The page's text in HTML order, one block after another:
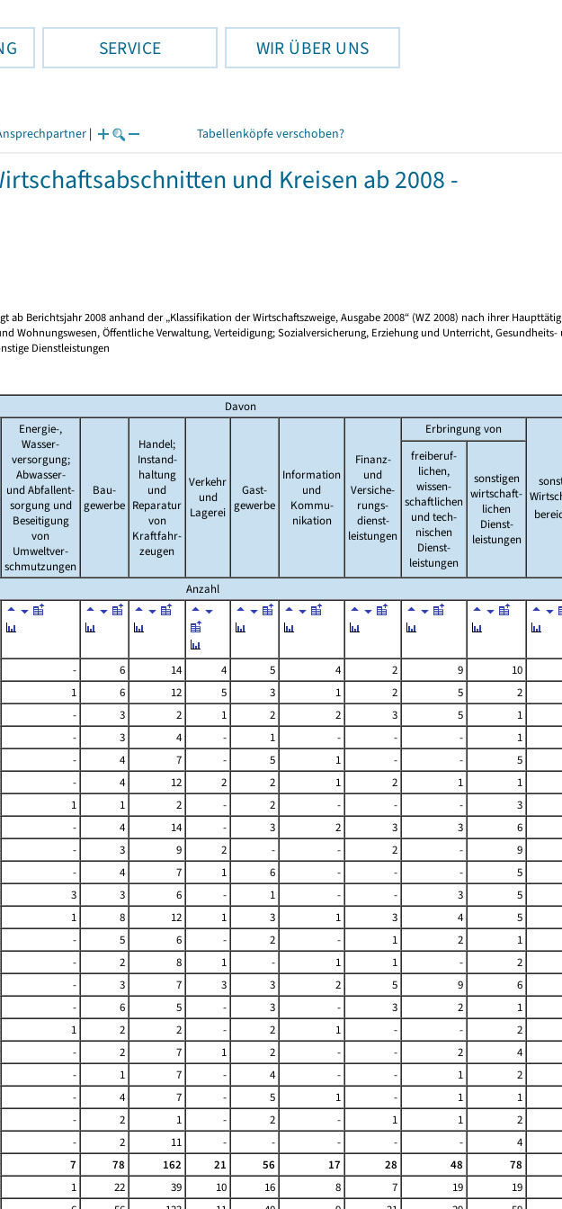
SERVICE WIR ÜBER UNS
| Tabellenköpfe verschoben?
und Kreisen ab 2008 -
Berichtsjahr 2008 anhand der „Klassifikation der Wirtschaftszweige, Ausgabe 2008“ (WZ 2008) nach ihrer
Wohnungswesen, Öffentliche Verwaltung, Verteidigung; Sozialversicherung, Erziehung und Unterricht, Gesundheits-
Dienstleistungen
Davon
Energie-,
Wasser-
versorgung;
Abwasser-
und Abfallent-
sorgung und
Beseitigung
von
Umweltver-
schmutzungen
Bau-
gewerbe
Handel;
Instand-
haltung
und
Reparatur
von
Kraftfahr-
zeugen
Verkehr
und
Lagerei
Gast-
gewerbe
Information
und
Kommu-
nikation
Finanz-
und
Versiche-
rungs-
dienst-
leistungen
Erbringung von
freiberuf-
lichen,
wissen-
schaftlichen
und tech-
nischen
Dienst-
leistungen
sonstigen
wirtschaft-
lichen
Dienst-
leistungen
Anzahl
- 6 14 4 5 4 2 9
10
1 6 12 5 3 1 2 5
2
- 3 2 1 2 2 3 5
1
- 3 4 - 1 - - -
1
- 4 7 - 5 1 - -
5
- 4 12 2 2 1 2 1
1
1 1 2 - 2 - - -
3
- 4 14 - 3 2 3 3
6
- 3 9 2 - - 2 -
9
- 4 7 1 6 - - -
5
3 3 6 - 1 - - 3
5
1 8 12 1 3 1 3 4
5
- 5 6 - 2 - 1 2
1
- 2 8 1 - 1 1 -
2
- 3 7 3 3 2 5 9
6
- 6 5 - 3 - 3 2
1
1 2 2 - 2 1 - -
2
- 2 7 1 2 - - 2
4
- 1 7 - 4 - - 1
2
- 4 7 - 5 1 - 1
1
- 2 1 - 2 - 1 1
2
- 2 11 - - - - -
4
7 78 162 21 56 17 28 48
78
1 22 39 10 16 8 7 19
19